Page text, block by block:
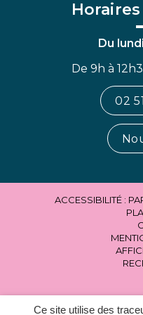
Ce site utilise des
Du
De 9h à
02
ACCESSIBILITÉ :